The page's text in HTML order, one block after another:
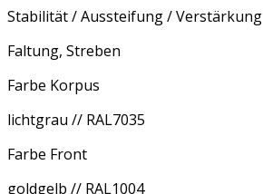
Stabilität / Aussteifung / Verstärkung
Faltung, Streben
Farbe Korpus
lichtgrau // RAL7035
Farbe Front
goldgelb // RAL1004